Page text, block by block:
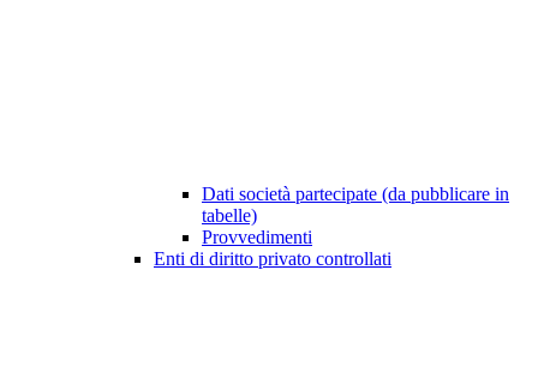
Dati società partecipate (da pubblicare in
tabelle)
Provvedimenti
Enti di diritto privato controllati